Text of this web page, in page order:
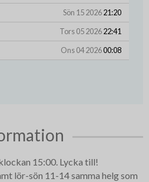
Sön 15 202621:20
Tors 05 202622:41
Ons 04 202600:08
15:00. Lycka till!
lör-sön 11-14 samma helg som